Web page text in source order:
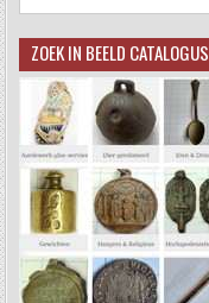
ZOEK IN BEELD CATALOGUS